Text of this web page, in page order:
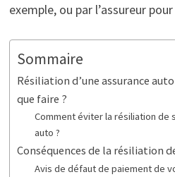
exemple, ou par l’assureur
Sommaire
Résiliation d’une assurance
que faire ?
Comment éviter la résiliation de
auto ?
Conséquences de la résiliation
Avis de défaut de paiement de